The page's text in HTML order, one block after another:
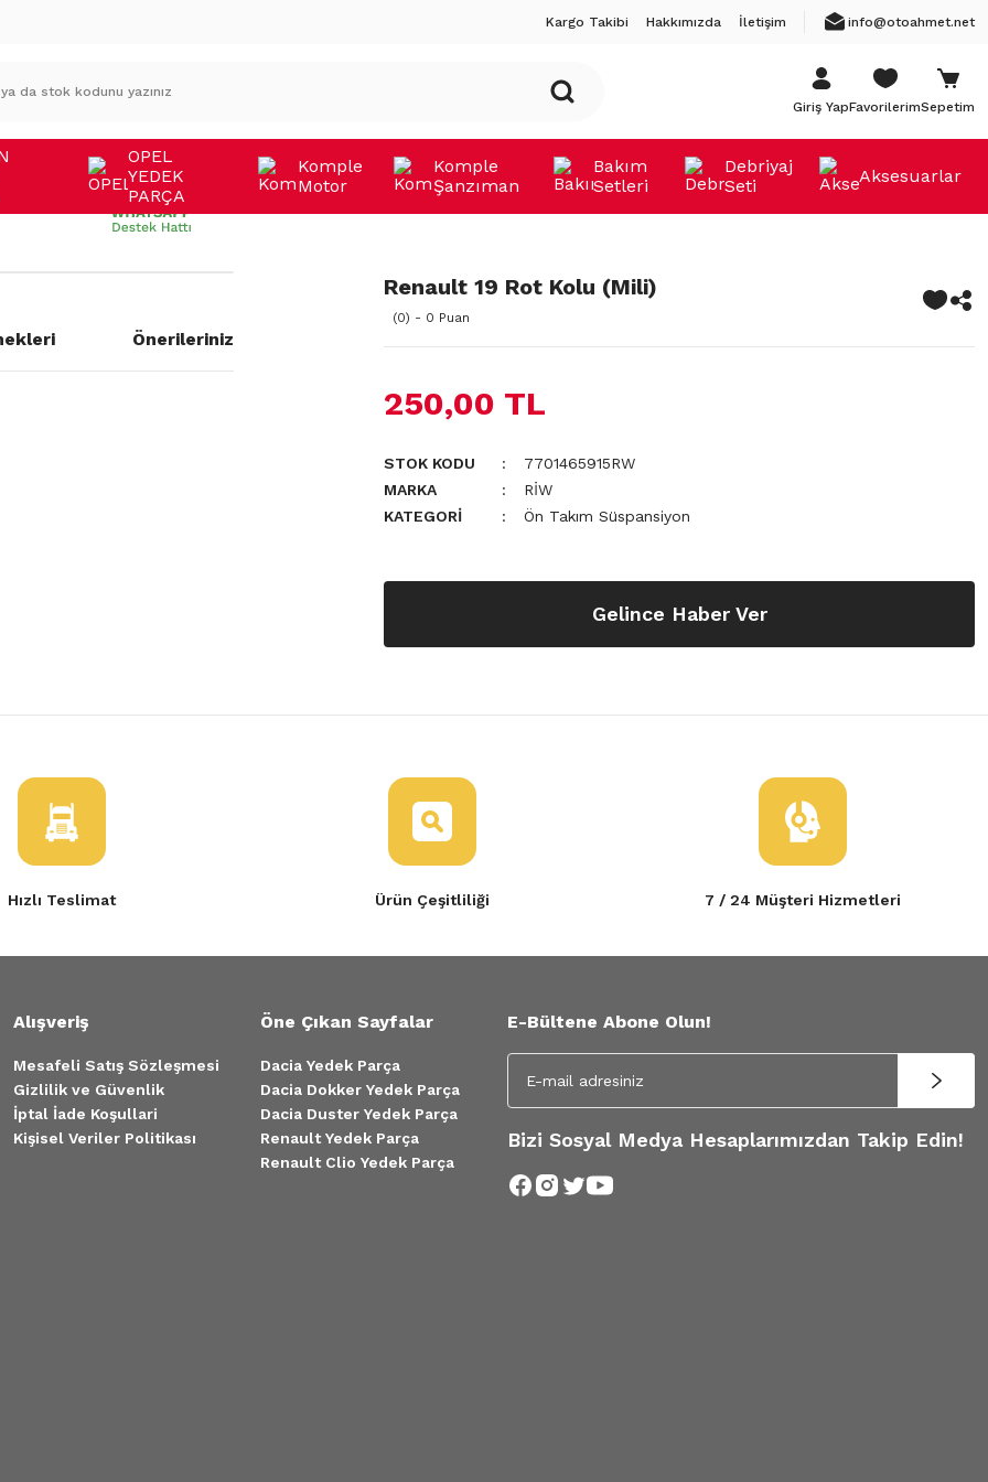
Kargo Takibi Hakkımızda İletişim info@otoahmet.net
Giriş YapFavorilerimSepetim
OPEL
YEDEK
PARÇA
Komple
Motor
Komple
Şanzıman
Bakım
Setleri
Debriyaj
Seti
Aksesuarlar
Önerileriniz
Renault 19 Rot Kolu (Mili)
(0) - 0 Puan
250,00 TL
STOK KODU
7701465915RW
MARKA
RİW
KATEGORI
Ön Takım Süspansiyon
Gelince Haber Ver
Hızlı Teslimat Ürün Çeşitliliği 7 / 24 Müşteri Hizmetleri
Alışveriş
Mesafeli Satış Sözleşmesi
Gizlilik ve Güvenlik
İptal İade Koşullari
Kişisel Veriler Politikası
Öne Çıkan Sayfalar
Dacia Yedek Parça
Dacia Dokker Yedek Parça
Dacia Duster Yedek Parça
Renault Yedek Parça
Renault Clio Yedek Parça
E-Bültene Abone Olun!
Bizi Sosyal Medya Hesaplarımızdan Takip Edin!